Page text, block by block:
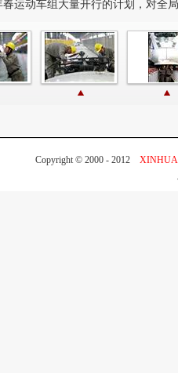
运动车组大量开行的计划，对全
Copyright © 2000 - 2012